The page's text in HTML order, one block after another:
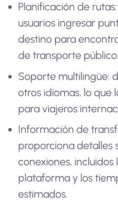
Planificación de
usuarios ingresar
destino para
de transporte público.
Soporte multilingüe:
otros idiomas, lo que
para viajeros
Información de
proporciona detalles
conexiones,
plataforma y los
estimados.